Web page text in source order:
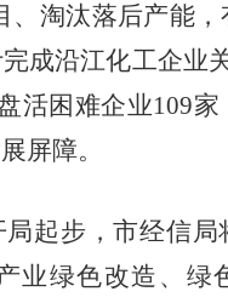
、淘汰落后产能
成沿江化工企业
活困难企业109
屏障。
局起步，市经信
业绿色改造、绿